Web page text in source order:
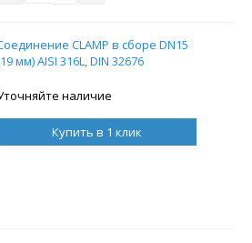
CLAMP в сборе DN15
мм) AISI 316L, DIN 32676
наличие
Купить в 1 клик